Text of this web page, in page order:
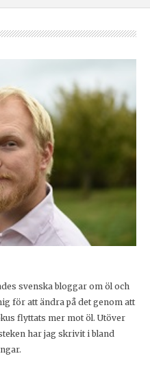
svenska bloggar om öl och
för att ändra på det genom att
flyttats mer mot öl. Utöver
har jag skrivit i bland